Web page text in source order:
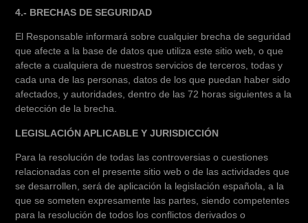
4.- BRECHAS DE SEGURIDAD
El Responsable informará sobre cualquier brecha de seguridad
que afecte a la base de datos que utiliza este sitio web, o que
afecte a cualquiera de nuestros servicios de terceros, todas y
cada una de las personas, datos de los que puedan haber sido
afectados, y autoridades, dentro de las 72 horas siguientes a la
detección de la brecha.
LEGISLACIÓN APLICABLE Y JURISDICCIÓN
Para la resolución de todas las controversias o cuestiones
relacionadas con el presente sitio web o de las actividades que
se desarrollen, será de aplicación la legislación española, a la
que se someten expresamente las partes, siendo competentes
para la resolución de todos los conflictos derivados o